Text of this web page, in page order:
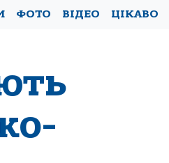
ФОТО ВІДЕО ЦІКАВО